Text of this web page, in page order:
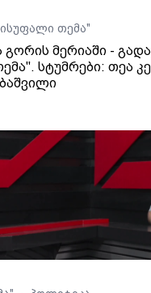
თემა"
მერიაში -
სტუმრები: თეა